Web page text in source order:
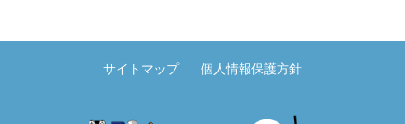
サイトマップ 個人情報保護方針